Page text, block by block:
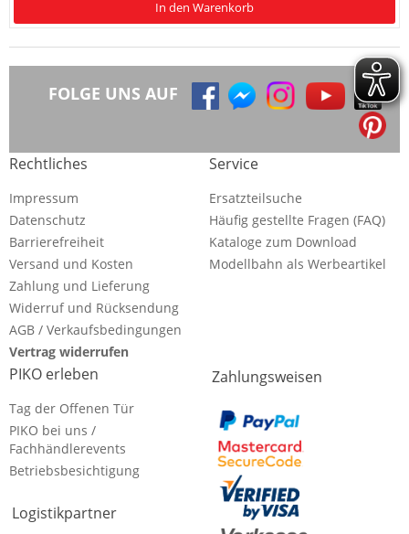
In den Warenkorb
FOLGE UNS AUF
Rechtliches
Impressum
Datenschutz
Barrierefreiheit
Versand und Kosten
Zahlung und Lieferung
Widerruf und Rücksendung
AGB / Verkaufsbedingungen
Vertrag widerrufen
Service
Ersatzteilsuche
Häufig gestellte Fragen (FAQ)
Kataloge zum Download
Modellbahn als Werbeartikel
PIKO erleben
Tag der Offenen Tür
PIKO bei uns /
Fachhändlerevents
Betriebsbesichtigung
Logistikpartner
Zahlungsweisen